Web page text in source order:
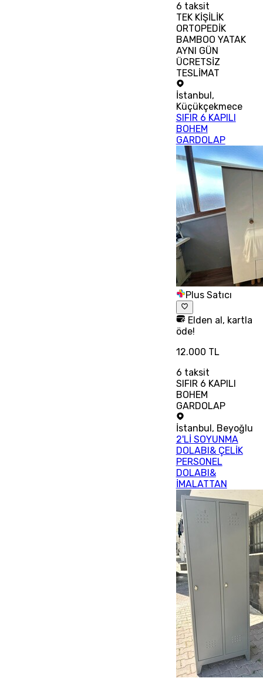
6 taksit
TEK KİŞİLİK
ORTOPEDİK
BAMBOO YATAK
AYNI GÜN
ÜCRETSİZ
TESLİMAT
İstanbul ,
Küçükçekmece
SIFIR 6 KAPILI
BOHEM
GARDOLAP
Plus Satıcı
Elden al, kartla
öde!
12.000 TL
6 taksit
SIFIR 6 KAPILI
BOHEM
GARDOLAP
İstanbul, Beyoğlu
2'Lİ SOYUNMA
DOLABI& ÇELİK
PERSONEL
DOLABI&
İMALATTAN